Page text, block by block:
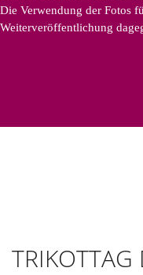
Die Verwendung der Fotos
Weiterveröffentlichung
TRIKOTTAG